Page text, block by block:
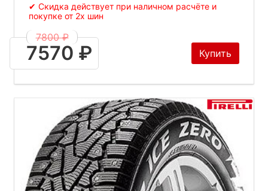
✔ Скидка действует при наличном расчёте и
покупке от 2х шин
7800 ₽
7570 ₽ Купить